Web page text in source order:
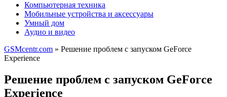
Компьютерная техника
Мобильные устройства и аксессуары
Умный дом
Аудио и видео
GSMcentr.com » Решение проблем с запуском GeForce
Experience
Решение проблем с запуском GeForce
Experience